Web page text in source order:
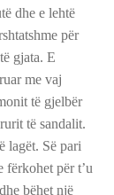
dhe e lehtë
për
gjata. E
me vaj
të gjelbër
të sandalit.
lagët. Së pari
fërkohet për t’u
bëhet një